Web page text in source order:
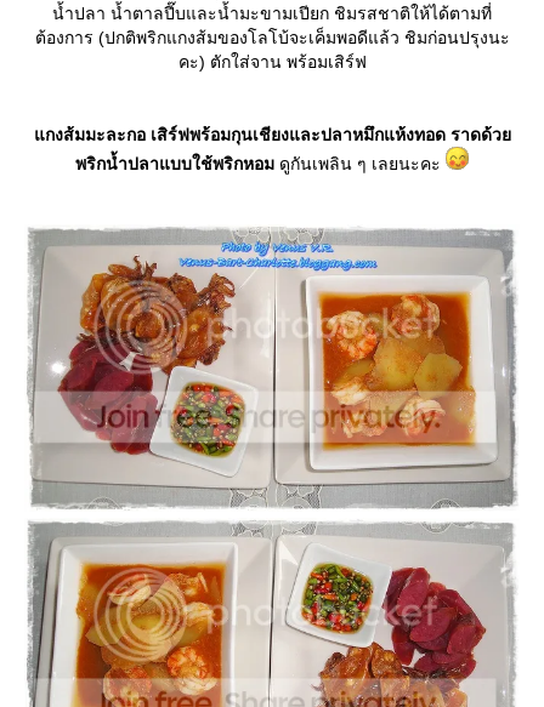
น้ำปลา น้ำตาลปี๊บและน้ำมะขามเปียก ชิมรสชาติให้ได้ตามที่
ต้องการ (ปกติพริกแกงส้มของโลโบ้จะเค็มพอดีแล้ว ชิมก่อนปรุงนะ
คะ) ตักใส่จาน พร้อมเสิร์ฟ
กงส้มมะละกอ เสิร์ฟพร้อมกุนเชียงและปลาหมึกแห้งทอด ราดด้ว
พริกน้ำปลาแบบใช้พริกหอม ดูกันเพลิน ๆ เลยนะคะ